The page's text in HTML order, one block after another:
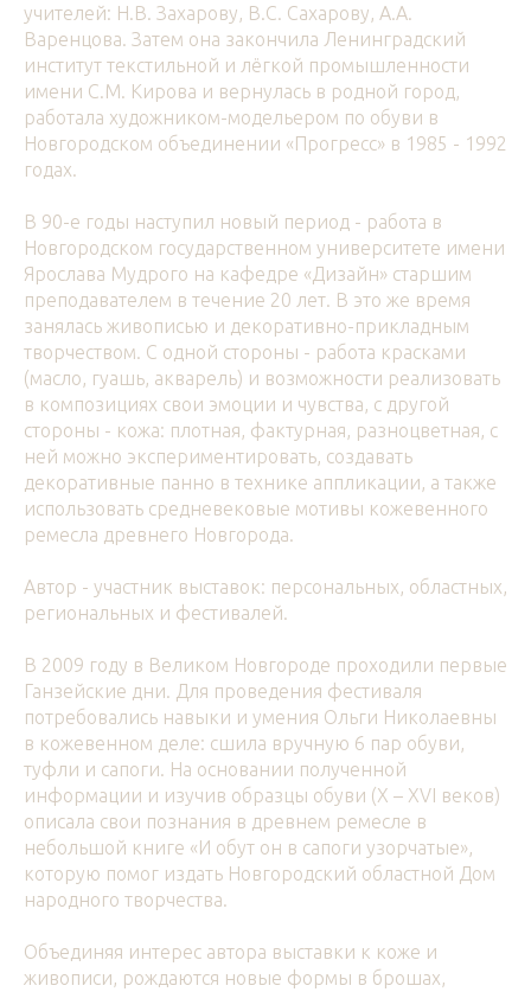
учителей: Н.В. Захарову, В.С. Сахарову, А.А.
Варенцова. Затем она закончила Ленинградский
институт текстильной и лёгкой промышленности
имени С.М. Кирова и вернулась в родной город,
работала художником-модельером по обуви в
Новгородском объединении «Прогресс» в 1985 - 1992
годах.
В 90-е годы наступил новый период - работа в
Новгородском государственном университете имени
Ярослава Мудрого на кафедре «Дизайн» старшим
преподавателем в течение 20 лет. В это же время
занялась живописью и декоративно-прикладным
творчеством. С одной стороны - работа красками
(масло, гуашь, акварель) и возможности реализовать
в композициях свои эмоции и чувства, с другой
стороны - кожа: плотная, фактурная, разноцветная, с
ней можно экспериментировать, создавать
декоративные панно в технике аппликации, а также
использовать средневековые мотивы кожевенного
ремесла древнего Новгорода.
Автор - участник выставок: персональных, областных,
региональных и фестивалей.
В 2009 году в Великом Новгороде проходили первые
Ганзейские дни. Для проведения фестиваля
потребовались навыки и умения Ольги Николаевны
в кожевенном деле: сшила вручную 6 пар обуви,
туфли и сапоги. На основании полученной
информации и изучив образцы обуви (X – XVI веков)
описала свои познания в древнем ремесле в
небольшой книге «И обут он в сапоги узорчатые»,
которую помог издать Новгородский областной Дом
народного творчества.
Объединяя интерес автора выставки к коже и
живописи, рождаются новые формы в брошах,